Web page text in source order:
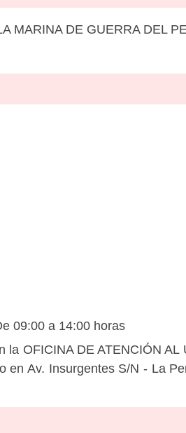
MARINA DE GUERRA DEL
09:00 a 14:00 horas
la OFICINA DE ATENCIÓN
en Av. Insurgentes S/N - La